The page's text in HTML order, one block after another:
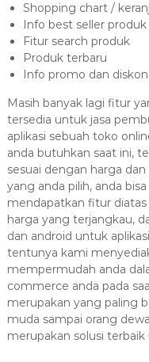
Shopping chart /
Info best seller produk
Fitur search produk
Produk terbaru
Info promo dan diskon
Masih banyak lagi fitur
tersedia untuk jasa
aplikasi sebuah toko
anda butuhkan saat ini,
sesuai dengan harga
yang anda pilih, anda bisa
mendapatkan fitur
harga yang terjangkau,
dan android untuk
tentunya kami
mempermudah anda
commerce anda pada
merupakan yang paling
muda sampai orang
merupakan solusi